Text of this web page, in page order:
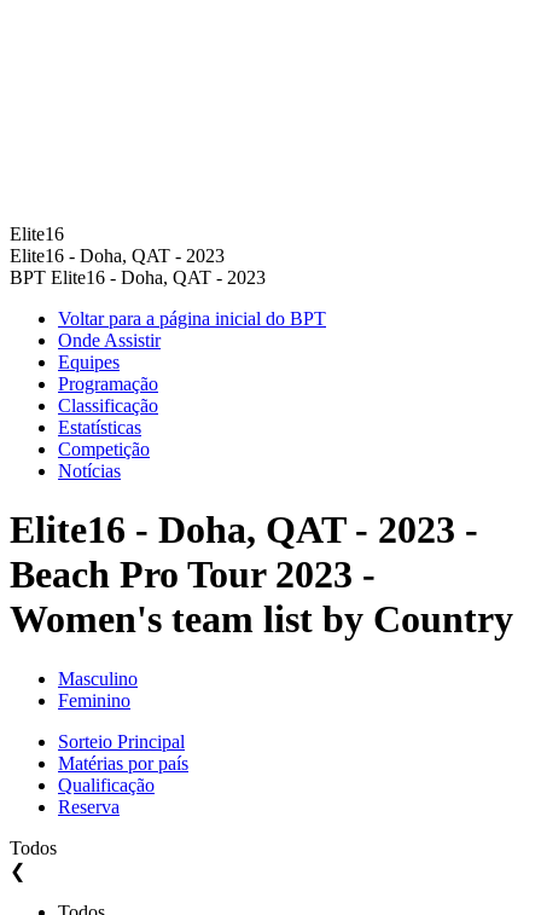
Elite16
Elite16 - Doha, QAT - 2023
BPT Elite16 - Doha, QAT - 2023
Voltar para a página inicial do BPT
Onde Assistir
Equipes
Programação
Classificação
Estatísticas
Competição
Notícias
Elite16 - Doha, QAT - 2023 -
Beach Pro Tour 2023 -
Women's team list by Country
Masculino
Feminino
Sorteio Principal
Matérias por país
Qualificação
Reserva
Todos
❮